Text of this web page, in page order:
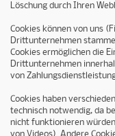
Löschung durch Ihren
Cookies können von uns
Drittunternehmen
Cookies ermöglichen die
Drittunternehmen
von
Cookies haben
technisch notwendig, da
nicht funktionieren